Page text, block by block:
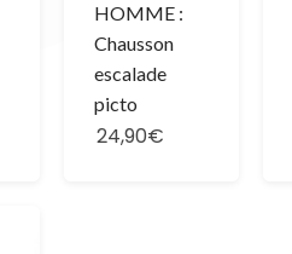
HOMME :
Chausson
escalade
picto
24,90€